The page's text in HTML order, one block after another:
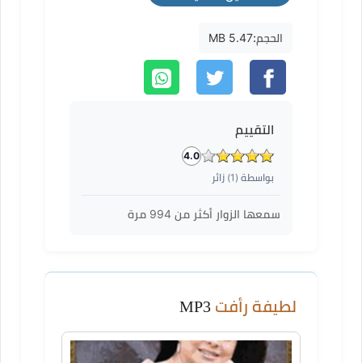
mp3
الحجم:5.47 MB
التقييم
4.0
بواسطة ( 1) زائر
سمعها الزوار أكثر من 994 مرة
لطيفة رأفت